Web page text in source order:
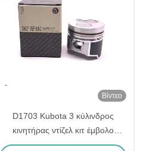
Βίντεο
D1703 Kubota 3 κύλινδρος
κινητήρας ντίζελ κιτ έμβολο
1G466-21110 16423-21112